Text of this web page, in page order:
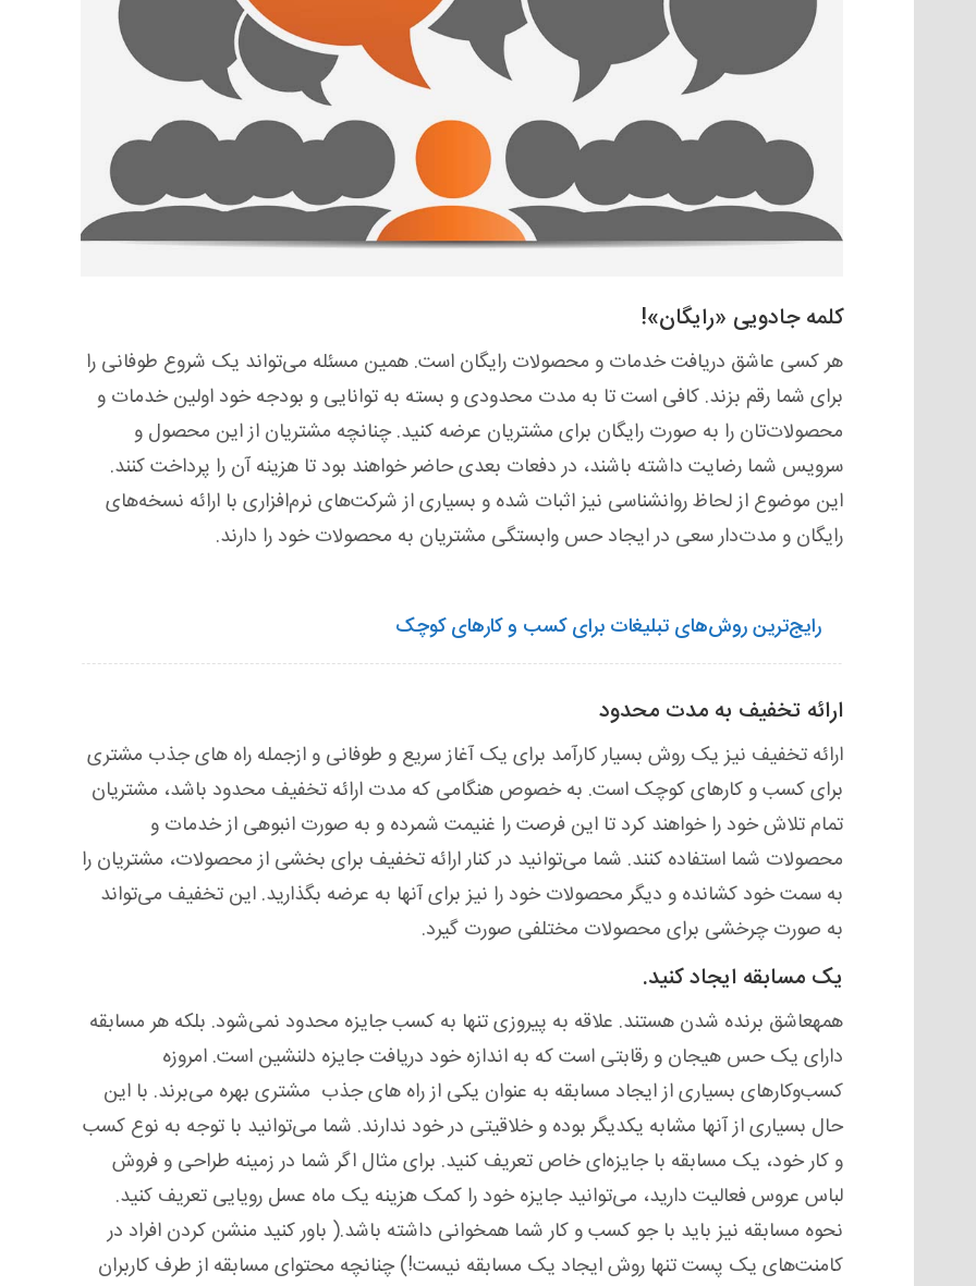
کلمه جادویی «رایگان»!
هر کسی عاشق دریافت خدمات و محصولات رایگان است. همین مسئله می‌تواند یک شروع طوفانی را
برای شما رقم بزند. کافی است تا به مدت محدودی و بسته به توانایی و بودجه خود اولین خدمات و
محصولات‌تان را به صورت رایگان برای مشتریان عرضه کنید. چنانچه مشتریان از این محصول و
سرویس شما رضایت داشته باشند، در دفعات بعدی حاضر خواهند بود تا هزینه آن را پرداخت کنند.
این موضوع از لحاظ روانشناسی نیز اثبات شده و بسیاری از شرکت‌های نرم‌افزاری با ارائه نسخه‌های
رایگان و مدت‌دار سعی در ایجاد حس وابستگی مشتریان به محصولات خود را دارند.
رایج‌ترین روش‌های تبلیغات برای کسب و کارهای کوچک
ارائه تخفیف به مدت محدود
ارائه تخفیف نیز یک روش بسیار کارآمد برای یک آغاز سریع و طوفانی و ازجمله راه های جذب مشتری
برای کسب و کارهای کوچک است. به خصوص هنگامی که مدت ارائه تخفیف محدود باشد، مشتریان
تمام تلاش خود را خواهند کرد تا این فرصت را غنیمت شمرده و به صورت انبوهی از خدمات و
محصولات شما استفاده کنند. شما می‌توانید در کنار ارائه تخفیف برای بخشی از محصولات، مشتریان را
به سمت خود کشانده و دیگر محصولات خود را نیز برای آنها به عرضه بگذارید. این تخفیف می‌تواند
به صورت چرخشی برای محصولات مختلفی صورت گیرد.
یک مسابقه ایجاد کنید.
همهعاشق برنده شدن هستند. علاقه به پیروزی تنها به کسب جایزه محدود نمی‌شود. بلکه هر مسابقه
دارای یک حس هیجان و رقابتی است که به اندازه خود دریافت جایزه دلنشین است. امروزه
کسب‌و‌کارهای بسیاری از ایجاد مسابقه به عنوان یکی از راه های جذب مشتری بهره می‌برند. با این
حال بسیاری از آنها مشابه یکدیگر بوده و خلاقیتی در خود ندارند. شما می‌توانید با توجه به نوع کسب
و کار خود، یک مسابقه با جایزه‌ای خاص تعریف کنید. برای مثال اگر شما در زمینه طراحی و فروش
لباس عروس فعالیت دارید، می‌توانید جایزه خود را کمک هزینه یک ماه عسل رویایی تعریف کنید.
نحوه مسابقه نیز باید با جو کسب و کار شما همخوانی داشته باشد.( باور کنید منشن کردن افراد در
کامنت‌های یک پست تنها روش ایجاد یک مسابقه نیست!) چنانچه محتوای مسابقه از طرف کاربران